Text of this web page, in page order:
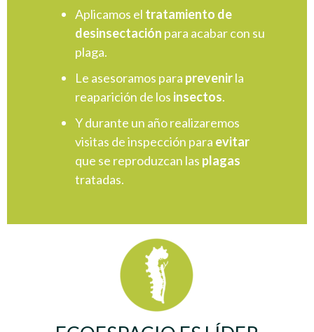
Aplicamos el tratamiento de
desinsectación para acabar con su
plaga.
Le asesoramos para prevenirla
reaparición de los insectos.
Y durante un año realizaremos
visitas de inspección para evitar
que se reproduzcan las plagas
tratadas.